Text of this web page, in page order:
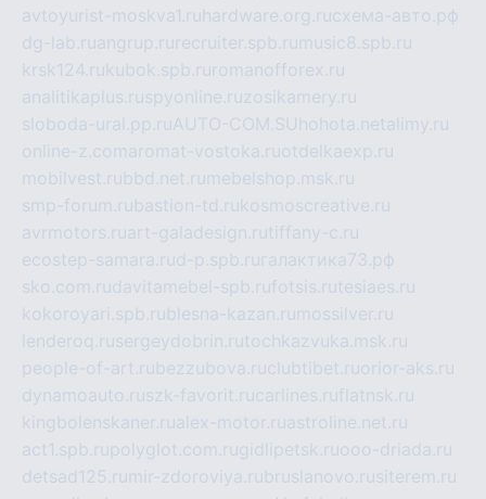
avtoyurist-moskva1.ru hardware.org.ruсхема-авто.рф
dg-lab.ruangrup.ru recruiter.spb.ru music8.spb.ru
krsk124.rukubok.spb.ru romanofforex.ru
analitikaplus.ruspyonline.ruzosikamery.ru
sloboda-ural.pp.ruAUTO-COM.SU hohota.netalimy.ru
online-z.comaromat-vostoka.ruotdelkaexp.ru
mobilvest.rubbd.net.ru mebelshop.msk.ru
smp-forum.rubastion-td.rukosmoscreative.ru
avrmotors.ruart-galadesign.rutiffany-c.ru
ecostep-samara.rud-p.spb.ru галактика73.рф
sko.com.rudavitamebel-spb.rufotsis.rutesiaes.ru
kokoroyari.spb.rublesna-kazan.ru mossilver.ru
lenderoq.rusergeydobrin.rutochkazvuka.msk.ru
people-of-art.rubezzubova.ruclubtibet.ruorior-aks.ru
dynamoauto.ruszk-favorit.rucarlines.ruflatnsk.ru
kingbolenskaner.rualex-motor.ruastroline.net.ru
act1.spb.rupolyglot.com.rugidlipetsk.ruooo-driada.ru
detsad125.ru mir-zdoroviya.rubruslanovo.rusiterem.ru